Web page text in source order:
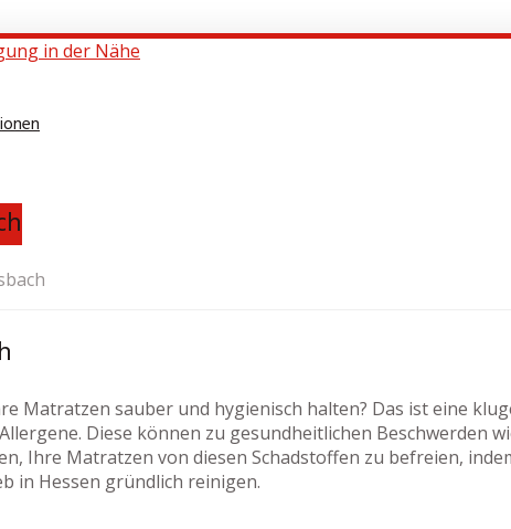
Matratzen sauber und hygienisch halten? Das ist eine
Diese können zu gesundheitlichen
Ihre Matratzen von diesen Schadstoffen zu befreien,
in Hessen gründlich reinigen.